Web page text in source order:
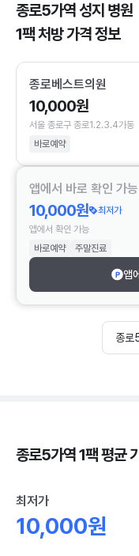
종로5가역 성지 병원
1팩 처방 가격 정보
종로베스트의원
10,000원
서울 종로구 종로1.2.3.4가동
바로예약
앱에서 바로 확인 가능
10,000원
최저가
앱에서 확인 가능
바로예약
주말진료
앱
종로
종로5가역 1팩 평균
최저가
10,000원